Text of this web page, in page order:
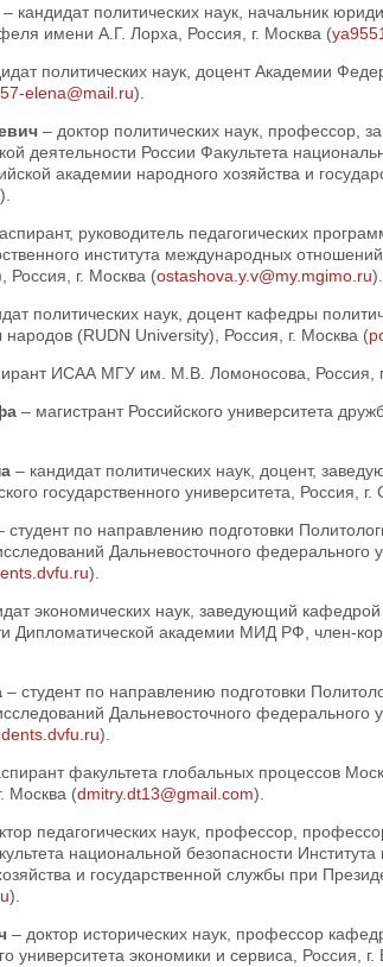
– кандидат политических наук, начальник
имени А.Г. Лорха, Россия, г. Москва (
политических наук, доцент Академии
elena@mail.ru).
– доктор политических наук, профессор,
деятельности России Факультета
академии народного хозяйства и
).
руководитель педагогических
института международных
г. Москва (ostashova.y.v@my.mgimo.ru).
политических наук, доцент кафедры
народов (RUDN University), Россия, г. Москва (
ИСАА МГУ им. М.В. Ломоносова, Россия,
– магистрант Российского университета
– кандидат политических наук, доцент,
государственного университета, Россия, г.
студент по направлению подготовки
Дальневосточного федерального
).
экономических наук, заведующий кафедрой
Дипломатической академии МИД РФ, член-
– студент по направлению подготовки
Дальневосточного федерального
).
факультета глобальных процессов
Москва (dmitry.dt13@gmail.com).
педагогических наук, профессор,
национальной безопасности
и государственной службы при
).
– доктор исторических наук, профессор
университета экономики и сервиса, Россия, г.